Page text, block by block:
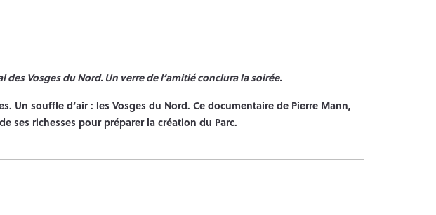
des Vosges du Nord. Un verre de l’amitié conclura la soirée.
Un souffle d’air : les Vosges du Nord. Ce documentaire de Pierre Mann,
ses richesses pour préparer la création du Parc.